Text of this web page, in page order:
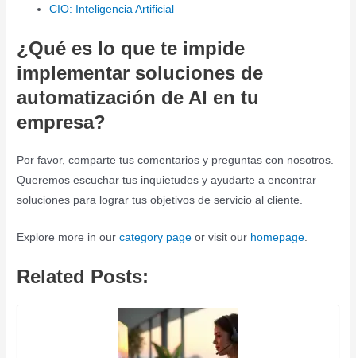
CIO: Inteligencia Artificial
¿Qué es lo que te impide
implementar soluciones de
automatización de AI en tu
empresa?
Por favor, comparte tus comentarios y preguntas con nosotros.
Queremos escuchar tus inquietudes y ayudarte a encontrar
soluciones para lograr tus objetivos de servicio al cliente.
Explore more in ourcategory page or visit our homepage
Related Posts: